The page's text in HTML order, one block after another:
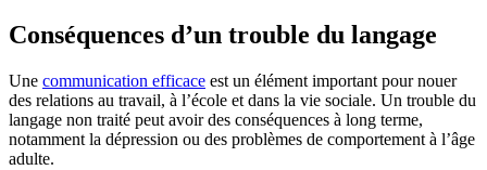
Conséquences d’un trouble du langage
Une communication efficace est un élément important pour nouer
des relations au travail, à l’école et dans la vie sociale. Un trouble du
langage non traité peut avoir des conséquences à long terme,
notamment la dépression ou des problèmes de comportement à l’âge
adulte.